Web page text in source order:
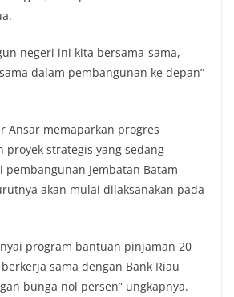
negeri ini kita bersama-sama,
dalam pembangunan ke depan”
Ansar memaparkan progres
proyek strategis yang sedang
pembangunan Jembatan Batam
akan mulai dilaksanakan pada
program bantuan pinjaman 20
sama dengan Bank Riau
bunga nol persen” ungkapnya.